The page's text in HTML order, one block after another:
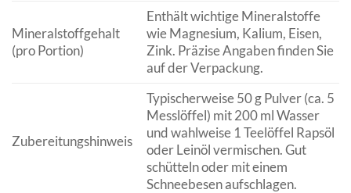
Mineralstoffgehalt
(pro Portion)
Enthält wichtige Mineralstoffe
wie Magnesium, Kalium, Eisen,
Zink. Präzise Angaben finden Sie
auf der Verpackung.
Zubereitungshinweis
Typischerweise 50 g Pulver (ca. 5
Messlöffel) mit 200 ml Wasser
und wahlweise 1 Teelöffel Rapsöl
oder Leinöl vermischen. Gut
schütteln oder mit einem
Schneebesen aufschlagen.